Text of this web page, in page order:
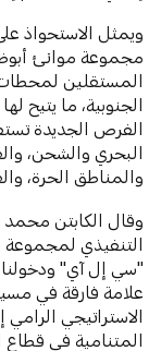
ويمثل الاستحواذ
مجموعة موانئ
المستقلين لمحطات
الجنوبية، ما يتيح
الفرص الجديدة
البحري والشحن،
والمناطق الحرة،
وقال الكابتن
التنفيذي لمجموعة
"سي إل آي" ودخولنا
علامة فارقة في
الاستراتيجي
المتنامية في قطاع